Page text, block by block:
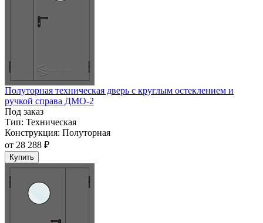
Полуторная техническая дверь с круглым остеклением и
ручкой справа ДМО-2
Под заказ
Тип: Техническая
Конструкция: Полуторная
от 28 288 ₽
Купить